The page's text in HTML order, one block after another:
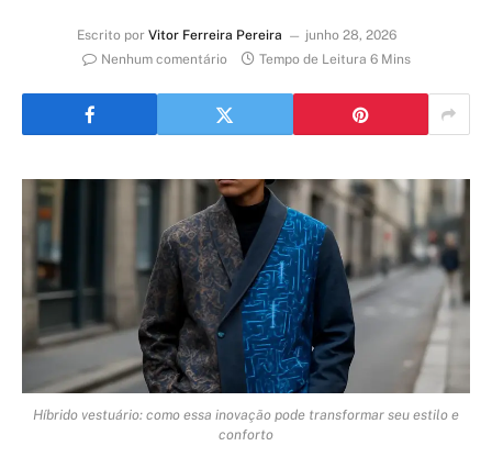
Escrito por Vitor Ferreira Pereira
junho 28, 2026
Nenhum comentário
Tempo de Leitura 6 Mins
Híbrido vestuário: como essa inovação pode transformar seu estilo e
conforto